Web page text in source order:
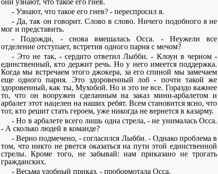
они узнают, что такое его гнев.
- Узнают, что такое его гнев? - переспросил я.
- Да, так он говорит. Слово в слово. Ничего подобного я не
мог и представить.
- Подожди, - снова вмешалась Осса. - Неужели все
отделение отступает, встретив одного парня с мечом?
- Это не так, - сердито ответил Лыбби. - Клоун в черном -
единственный, кто держит речь. Но у него имеется поддержка.
Когда мы встречаем этого джокера, за его спиной мы замечаем
еще одного парня. Это здоровенный лоб - почти такой же
здоровенный, как ты, Мухобой. Но и это не все. Гораздо важнее
то, что он вооружен сделанным на заказ мини-арбалетом и
арбалет этот нацелен на наших ребят. Всем становится ясно, что
тот, кто решит стать героем, уже никогда не вернется в казарму.
- Но в арбалете всего лишь одна стрела, - не унималась Осса.
- А сколько людей в команде?
- Верно подмечено, - согласился Лыбби. - Однако проблема в
том, что никто не рвется оказаться на пути этой единственной
стрелы. Кроме того, не забывай: нам приказано не трогать
гражданских.
- Весьма удобный приказ, - пробормотала Осса.